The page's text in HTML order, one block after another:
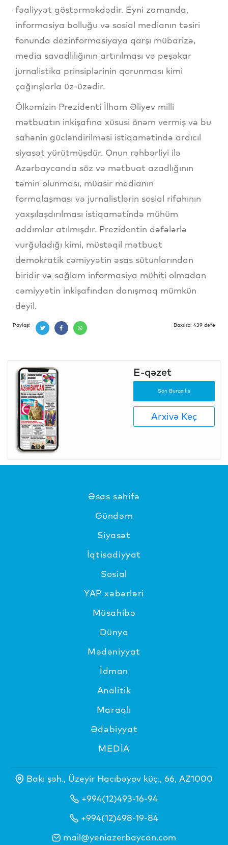
fəaliyyət göstərməkdədir. Eyni zamanda,
informasiya bolluğu və sosial medianın təsiri
fonunda dezinformasiyaya qarşı mübarizə,
media savadlılığının artırılması və peşəkar
jurnalistika prinsiplərinin qorunması kimi
çağırışlarla üz-üzədir.
Ölkəmizin Prezidenti İlham Əliyev milli
mətbuatın inkişafına xüsusi önəm vermiş və bu
sahənin gücləndirilməsi istiqamətində ardıcıl
siyasət yürütmüşdür. Onun rəhbərliyi ilə
Azərbaycanda söz və mətbuat azadlığının
təmin olunması, müasir medianın
formalaşması və jurnalistlərin sosial rifahının
yaxşılaşdırılması istiqamətində mühüm
addımlar atılmışdır. Prezidentin dəfələrlə
vurğuladığı kimi, müstəqil mətbuat
demokratik cəmiyyətin əsas sütunlarından
biridir və sağlam informasiya mühiti olmadan
cəmiyyətin inkişafından danışmaq mümkün
deyil.
Paylaş: Baxılıb: 439 dəfə
E-qəzet
Son Buraxılış
Arxivə Keç
Əsas səhifə
Gündəm
Siyasət
İqtisadiyyat
Sosial
YAP xəbərləri
Müsahibə
Dünya
Mədəniyyat
İdman
Analitik
Maraqlı
Ədəbiyyat
MEDİA
Bakı şəh., Üzeyir Hacıbəyov küç., 66, AZ1000
+994(12)493-16-94
+994(12)498-19-84
mail@yeniazerbaycan.com